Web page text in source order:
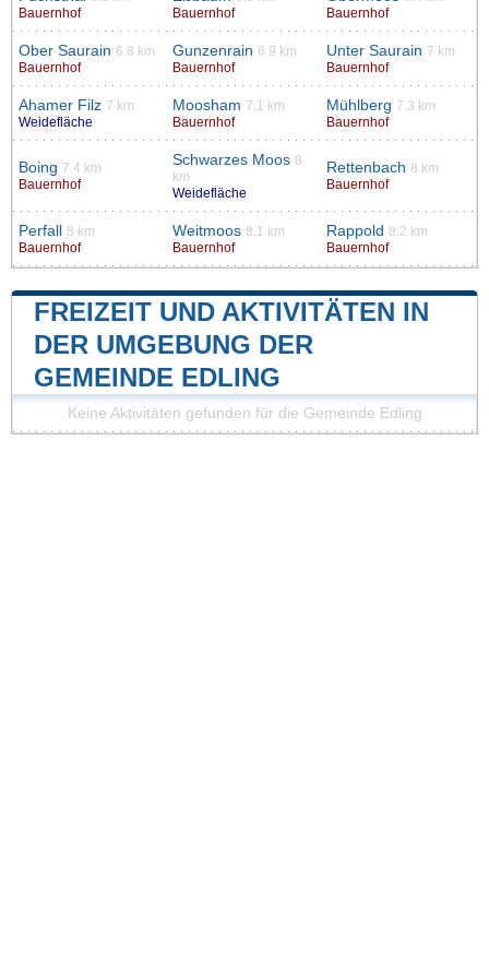
Bauernhof
Bauernhof
Bauernhof
Ober Saurain 6.8 km
Bauernhof
Gunzenrain 6.9 km
Bauernhof
Unter Saurain 7 km
Bauernhof
Ahamer Filz 7 km
Weidefläche
Moosham 7.1 km
Bauernhof
Mühlberg 7.3 km
Bauernhof
Boing 7.4 km
Bauernhof
Schwarzes Moos 8
km
Weidefläche
Rettenbach 8 km
Bauernhof
Perfall
8 km
Bauernhof
Weitmoos 8.1 km
Bauernhof
Rappold 8.2 km
Bauernhof
FREIZEIT UND AKTIVITÄTEN IN
DER UMGEBUNG DER
GEMEINDE EDLING
Keine Aktivitäten gefunden für die Gemeinde Edling